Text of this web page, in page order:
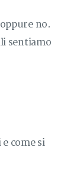
no.
sentiamo
come si